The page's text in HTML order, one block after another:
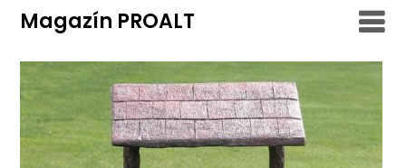
Skip
content
Magazín PROALT